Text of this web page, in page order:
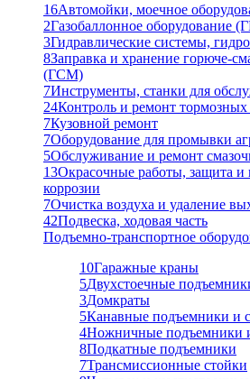
16Автомойки, моечное
2Газобаллонное оборудование
3Гидравлические системы,
8Заправка и хранение горюче-
(ГСМ)
7Инструменты, станки для
24Контроль и ремонт тормозных
7Кузовной ремонт
7Оборудование для промывки
5Обслуживание и ремонт
13Окрасочные работы, защита и
коррозии
7Очистка воздуха и удаление
42Подвеска, ходовая часть
Подъемно-транспортное
10Гаражные краны
5Двухстоечные
3Домкраты
5Канавные подъемники и
4Ножничные подъемники
8Подкатные подъемники
7Трансмиссионные стойки